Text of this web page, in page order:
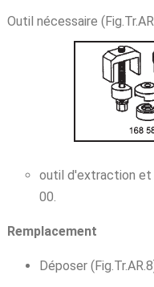
Outil nécessaire
outil d'extraction et
00.
Remplacement
Déposer